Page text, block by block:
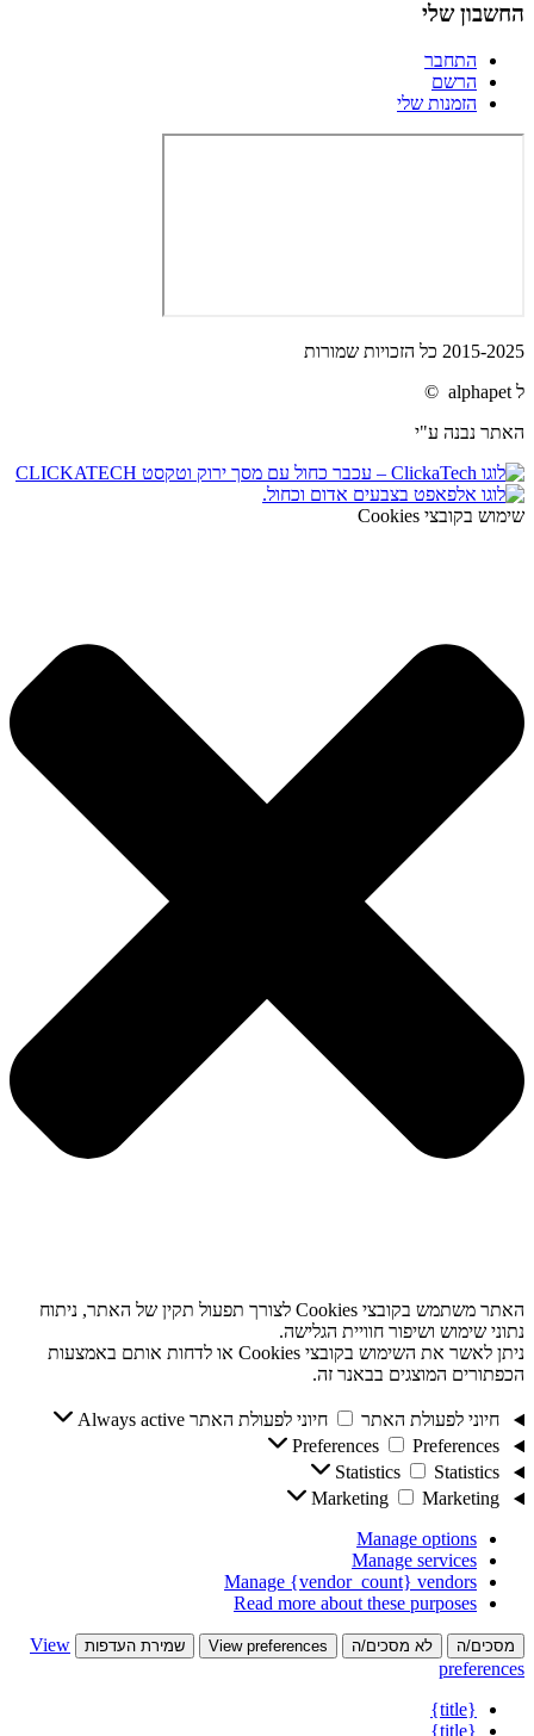
החשבון שלי
התחבר
הרשם
הזמנות שלי
2015-2025 כל הזכויות שמורות
ל alphapet ©
האתר נבנה ע"י
שימוש בקובצי Cookies
האתר משתמש בקובצי Cookies לצורך תפעול תקין של האתר, ניתוח
נתוני שימוש ושיפור חוויית הגלישה.
ניתן לאשר את השימוש בקובצי Cookies או לדחות אותם באמצעות
הכפתורים המוצגים בבאנר זה.
חיוני לפעולת האתר חיוני לפעולת האתר Always active
Preferences
Preferences
Statistics
Statistics
Marketing
Marketing
Manage options
Manage services
Manage {vendor_count} vendors
Read more about these purposes
מסכים/ה לא מסכים/ה View preferences שמירת העדפות
View
preferences
{title}
{title}